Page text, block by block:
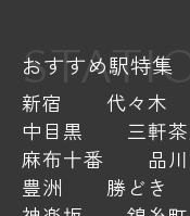
おすすめ駅特集
新宿 代々木
中目黒
三軒
麻布十番
品川
豊洲
勝どき